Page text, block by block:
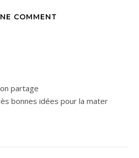
COMMENT
partage
bonnes idées pour la mater